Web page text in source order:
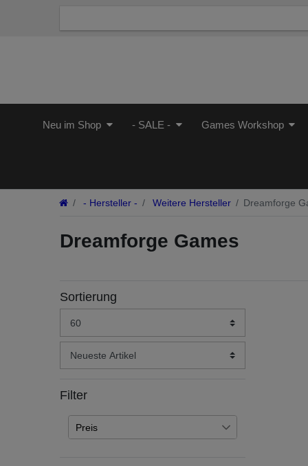
Neu im Shop - SALE - Games Workshop
- Hersteller - Weitere Hersteller Dreamforge
Dreamforge Games
Sortierung
Filter
Preis